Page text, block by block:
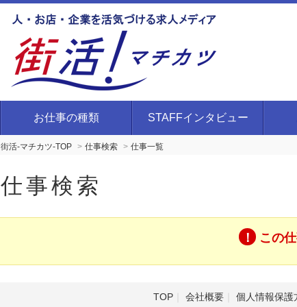
お仕事の種類 STAFFインタビュー
街活-マチカツ-TOP 仕事検索 仕事一覧
仕事検索
この
TOP 会社概要 個人情報保護